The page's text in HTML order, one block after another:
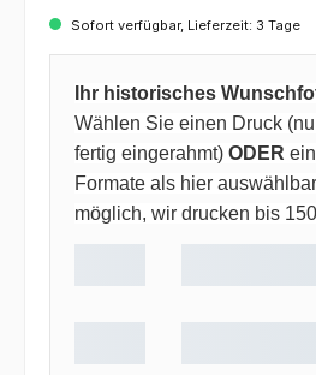
Sofort verfügbar, Lieferzeit: 3 Tage
Ihr historisches
Wählen Sie einen Druck
fertig eingerahmt) ODER
Formate als hier
möglich, wir drucken bis